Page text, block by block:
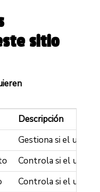
sitio
Descripción
Gestiona si el
Controla si el
Controla si el